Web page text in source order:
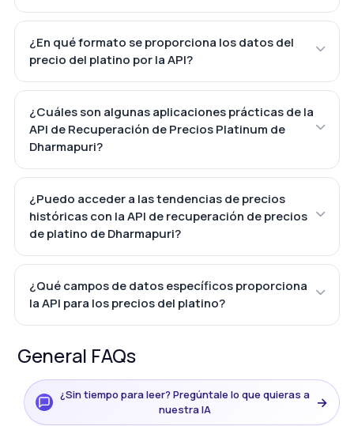
¿En qué formato se proporciona los datos del
precio del platino por la API?
¿Cuáles son algunas aplicaciones prácticas de la
API de Recuperación de Precios Platinum de
Dharmapuri?
¿Puedo acceder a las tendencias de precios
históricas con la API de recuperación de precios
de platino de Dharmapuri?
¿Qué campos de datos específicos proporciona
la API para los precios del platino?
General FAQs
¿Sin tiempo para leer? Pregúntale lo que quieras a
nuestra IA
→